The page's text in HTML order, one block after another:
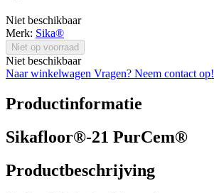
Niet beschikbaar
Merk: Sika®
Niet op voorraad
Niet beschikbaar
Naar winkelwagen Vragen? Neem contact op!
Productinformatie
Sikafloor®-21 PurCem®
Productbeschrijving